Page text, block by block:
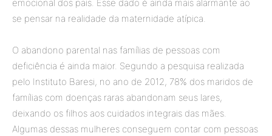
emocional dos pais. Esse dado é ainda mais alarmante ao
se pensar na realidade da maternidade atípica.
O abandono parental nas famílias de pessoas com
deficiência é ainda maior. Segundo a pesquisa realizada
pelo Instituto Baresi, no ano de 2012, 78% dos maridos de
famílias com doenças raras abandonam seus lares,
deixando os filhos aos cuidados integrais das mães.
Algumas dessas mulheres conseguem contar com pessoas